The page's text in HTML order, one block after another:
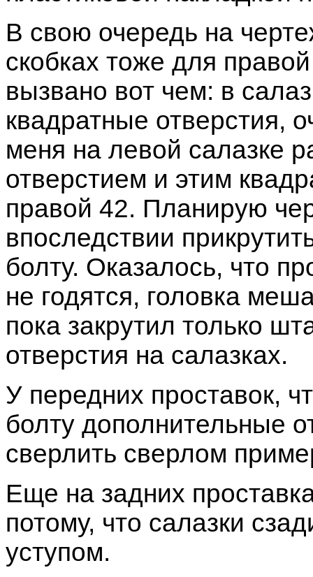
В свою очередь на
скобках тоже для
вызвано вот чем: в
квадратные отверстия,
меня на левой салазке
отверстием и этим
правой 42. Планирую
впоследствии
болту. Оказалось, что
не годятся, головка
пока закрутил только
отверстия на салазках.
У передних проставок,
болту дополнительные
сверлить сверлом
Еще на задних
потому, что салазки
уступом.